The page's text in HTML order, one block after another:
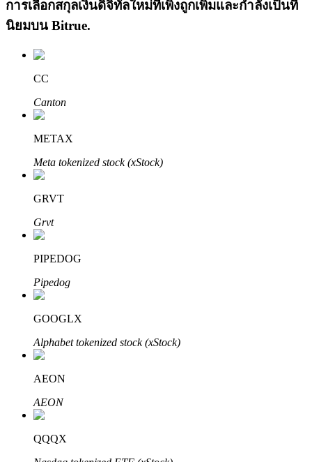
คว้าผลกำไรระยะยาวและผลประโยชน์ที่ยืดหยุ่น
เรียนรู้ Staking
เรียนรู้เกี่ยวกับการสร้างรายได้แบบพาสซีฟ
Bitrue
พันธมิตร Bitrue
การเลือกสกุลเงินดิจิทัลใหม่ที่เพิ่งถูกเพิ่มและกำลังเป็นที่
นิยมบน Bitrue.
CC
Canton
METAX
Meta tokenized stock (xStock)
GRVT
Grvt
PIPEDOG
Pipedog
GOOGLX
Alphabet tokenized stock (xStock)
AEON
AEON
QQQX